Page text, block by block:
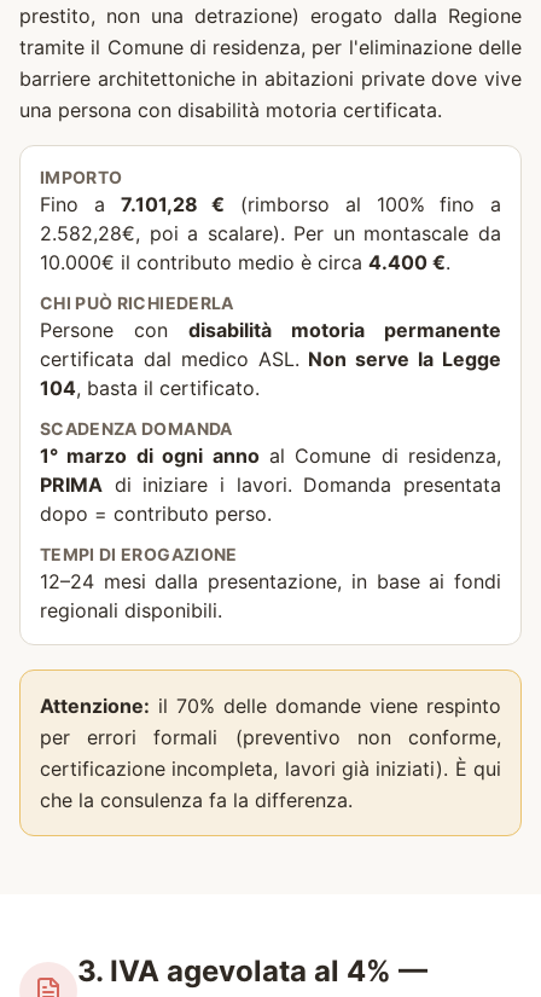
prestito, non una detrazione) erogato dalla Regione
tramite il Comune di residenza, per l'eliminazione delle
barriere architettoniche in abitazioni private dove vive
una persona con disabilità motoria certificata.
IMPORTO
Fino a 7.101,28 € (rimborso al 100% fino a
2.582,28€, poi a scalare). Per un montascale da
10.000€ il contributo medio è circa 4.400 €.
CHI PUÒ RICHIEDERLA
Persone con disabilità motoria permanente
certificata dal medico ASL. Non serve la Legge
104, basta il certificato.
SCADENZA DOMANDA
1° marzo di ogni annoal Comune di residenza,
PRIMA di iniziare i lavori. Domanda presentata
dopo = contributo perso.
TEMPI DI EROGAZIONE
12–24 mesi dalla presentazione, in base ai fondi
regionali disponibili.
Attenzione: il 70% delle domande viene respinto
per errori formali (preventivo non conforme,
certificazione incompleta, lavori già iniziati). È qui
che la consulenza fa la differenza.
3. IVA agevolata al 4% —